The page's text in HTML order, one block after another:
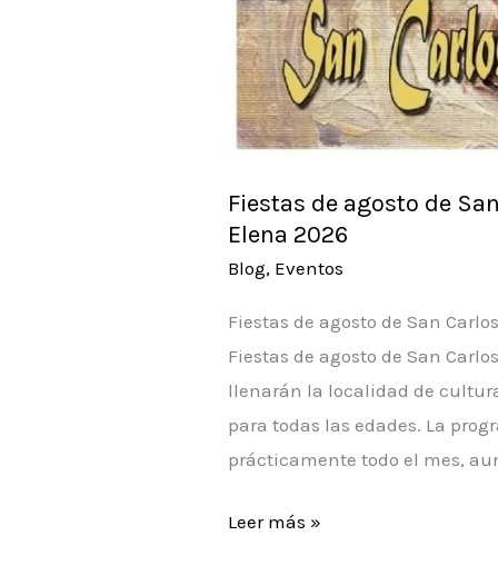
Fiestas de agosto de
Elena 2026
Blog, Eventos
Fiestas de agosto de San
Fiestas de agosto de San
llenarán la localidad de
para todas las edades. La
prácticamente todo el mes,
Fiestas
Leer más »